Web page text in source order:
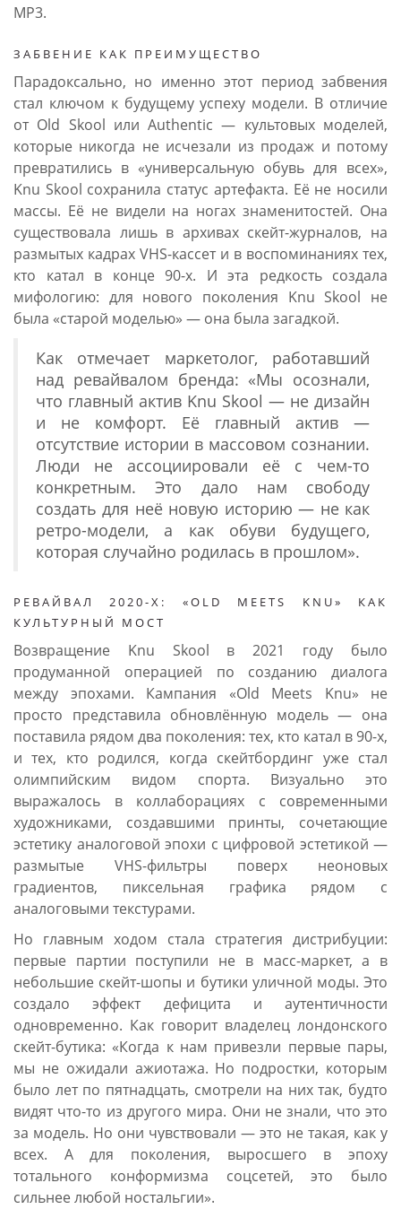
MP3.
ЗАБВЕНИЕ КАК ПРЕИМУЩЕСТВО
Парадоксально, но именно этот период забвения
стал ключом к будущему успеху модели. В отличие
от Old Skool или Authentic — культовых моделей,
которые никогда не исчезали из продаж и потому
превратились в «универсальную обувь для всех»,
Knu Skool сохранила статус артефакта. Её не носили
массы. Её не видели на ногах знаменитостей. Она
существовала лишь в архивах скейт-журналов, на
размытых кадрах VHS-кассет и в воспоминаниях тех,
кто катал в конце 90-х. И эта редкость создала
мифологию: для нового поколения Knu Skool не
была «старой моделью» — она была загадкой.
Как отмечает маркетолог, работавший
над ревайвалом бренда: «Мы осознали,
что главный актив Knu Skool — не дизайн
и не комфорт. Её главный актив —
отсутствие истории в массовом сознании.
Люди не ассоциировали её с чем-то
конкретным. Это дало нам свободу
создать для неё новую историю — не как
ретро-модели, а как обуви будущего,
которая случайно родилась в прошлом».
РЕВАЙВАЛ 2020-Х: «OLD MEETS KNU» КАК
КУЛЬТУРНЫЙ МОСТ
Возвращение Knu Skool в 2021 году было
продуманной операцией по созданию диалога
между эпохами. Кампания «Old Meets Knu» не
просто представила обновлённую модель — она
поставила рядом два поколения: тех, кто катал в 90-х,
и тех, кто родился, когда скейтбординг уже стал
олимпийским видом спорта. Визуально это
выражалось в коллаборациях с современными
художниками, создавшими принты, сочетающие
эстетику аналоговой эпохи с цифровой эстетикой —
размытые VHS-фильтры поверх неоновых
градиентов, пиксельная графика рядом с
аналоговыми текстурами.
Но главным ходом стала стратегия дистрибуции:
первые партии поступили не в масс-маркет, а в
небольшие скейт-шопы и бутики уличной моды. Это
создало эффект дефицита и аутентичности
одновременно. Как говорит владелец лондонского
скейт-бутика: «Когда к нам привезли первые пары,
мы не ожидали ажиотажа. Но подростки, которым
было лет по пятнадцать, смотрели на них так, будто
видят что-то из другого мира. Они не знали, что это
за модель. Но они чувствовали — это не такая, как у
всех. А для поколения, выросшего в эпоху
тотального конформизма соцсетей, это было
сильнее любой ностальгии».